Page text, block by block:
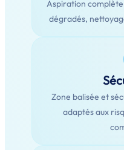
Aspiration
dégradés,
Zone balisée et
adaptés aux